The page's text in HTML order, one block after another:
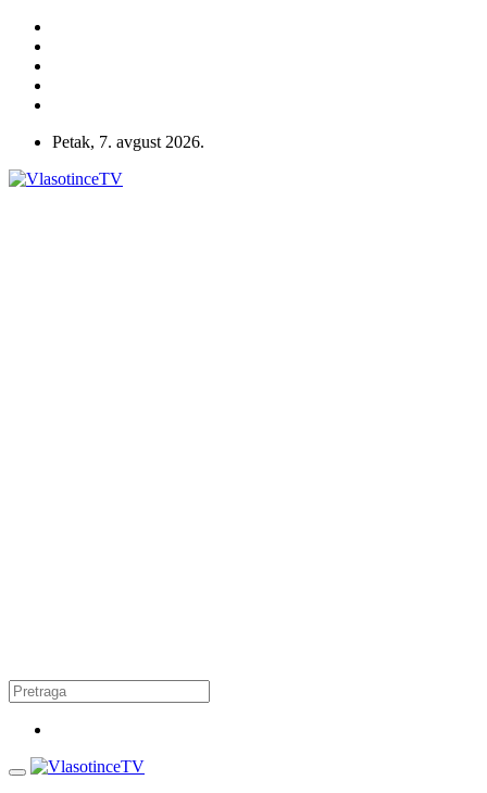
Petak, 7. avgust 2026.